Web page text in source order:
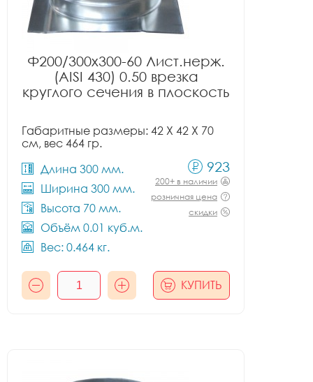
Ф200/300x300-60 Лист.нерж.
(AISI 430) 0.50 врезка
круглого сечения в плоскость
Габаритные размеры: 42 X 42 X 70
см, вес 464 гр.
Длина 300 мм.
Ширина 300 мм.
Высота 70 мм.
Объём 0.01 куб.м.
Вес: 0.464 кг.
923
200+ в наличии
розничная цена
скидки
КУПИТЬ